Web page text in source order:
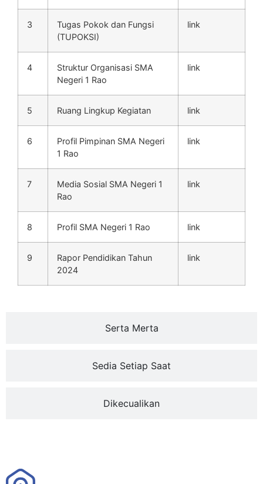
Serta Merta
Sedia Setiap Saat
Dikecualikan
3
Tugas Pokok dan Fungsi
(TUPOKSI)
link
4
Struktur Organisasi SMA
Negeri 1 Rao
link
5 Ruang Lingkup Kegiatan link
6
Profil Pimpinan SMA Negeri
1 Rao
link
7
Media Sosial SMA Negeri 1
Rao
link
8 Profil SMA Negeri 1 Rao link
9
Rapor Pendidikan Tahun
2024
link